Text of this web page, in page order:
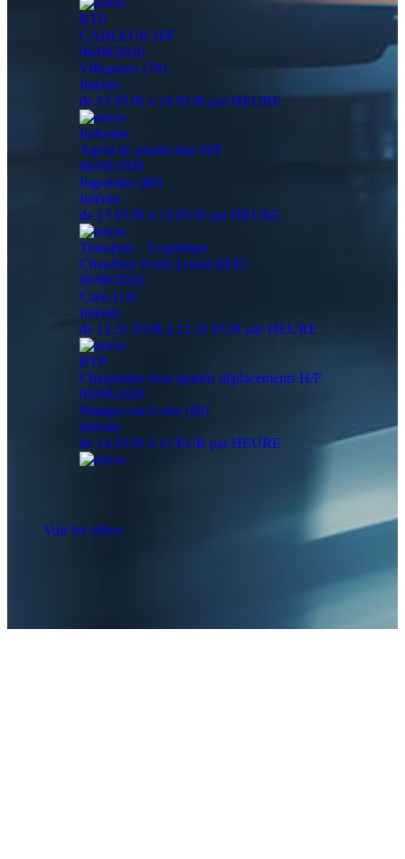
BTP
CABLEUR H/F
06/08/2026
Villepreux (78)
Intérim
de 13 EUR à 14 EUR par HEURE
Industrie
Agent de production H/F
06/08/2026
Ingrandes (86)
Intérim
de 13 EUR à 13 EUR par HEURE
Transport – Logistique
Chauffeur Poids Lourd (H/F)
06/08/2026
Caen (14)
Intérim
de 12.31 EUR à 12.31 EUR par HEURE
BTP
Charpentier bois grands déplacements H/F
06/08/2026
Mauges-sur-Loire (49)
Intérim
de 14 EUR à 15 EUR par HEURE
Voir les offres